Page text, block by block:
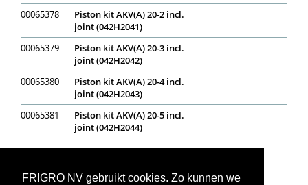
FRIGRO NV gebruikt cookies. Zo kunnen we
00065378
Piston kit AKV(A) 20-2 incl.
joint (042H2041)
00065379
Piston kit AKV(A) 20-3 incl.
joint (042H2042)
00065380
Piston kit AKV(A) 20-4 incl.
joint (042H2043)
00065381
Piston kit AKV(A) 20-5 incl.
joint (042H2044)
Voorraadweergave onder voorbehoud van verkoop